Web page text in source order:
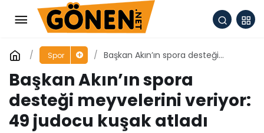
Spor
Başkan Akın’ın spora desteği
kuşak atladı
Başkan Akın’ın spora
desteği meyvelerini veriyor:
49 judocu kuşak atladı